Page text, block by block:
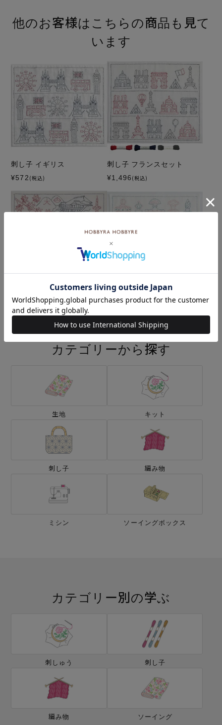
他のお客様はこちらの商品も見て
います
刺し子 イギリス
¥572 (税込)
刺し子 フランスセット
¥1,496 (税込)
刺し子 KYOTO
¥572(税込)
刺し子 香水瓶
¥572 (税込)
カテゴリーから探す
生地 キット
刺し子 編み物
ミシン ソーイングボックス
カテゴリー別の学ぶ
刺しゅう 刺し子
編み物 ソーイング